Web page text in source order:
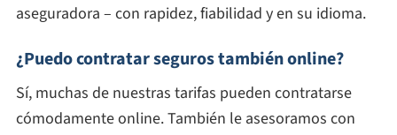
aseguradora – con rapidez, fiabilidad y en su idioma.
¿Puedo contratar seguros también online?
Sí, muchas de nuestras tarifas pueden contratarse
cómodamente online. También le asesoramos con